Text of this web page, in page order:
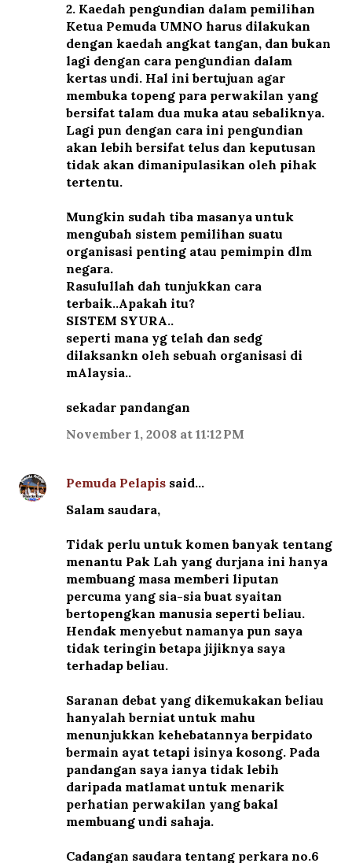
2. Kaedah pengundian dalam pemilihan
Ketua Pemuda UMNO harus dilakukan
dengan kaedah angkat tangan, dan bukan
lagi dengan cara pengundian dalam
kertas undi. Hal ini bertujuan agar
membuka topeng para perwakilan yang
bersifat talam dua muka atau sebaliknya.
Lagi pun dengan cara ini pengundian
akan lebih bersifat telus dan keputusan
tidak akan dimanipulasikan oleh pihak
tertentu.
Mungkin sudah tiba masanya untuk
mengubah sistem pemilihan suatu
organisasi penting atau pemimpin dlm
negara.
Rasulullah dah tunjukkan cara
terbaik..Apakah itu?
SISTEM SYURA..
seperti mana yg telah dan sedg
dilaksankn oleh sebuah organisasi di
mAlaysia..
sekadar pandangan
November 1, 2008 at 11:12 PM
Pemuda Pelapis said…
Salam saudara,
Tidak perlu untuk komen banyak tentang
menantu Pak Lah yang durjana ini hanya
membuang masa memberi liputan
percuma yang sia-sia buat syaitan
bertopengkan manusia seperti beliau.
Hendak menyebut namanya pun saya
tidak teringin betapa jijiknya saya
terhadap beliau.
Saranan debat yang dikemukakan beliau
hanyalah berniat untuk mahu
menunjukkan kehebatannya berpidato
bermain ayat tetapi isinya kosong. Pada
pandangan saya ianya tidak lebih
daripada matlamat untuk menarik
perhatian perwakilan yang bakal
membuang undi sahaja.
Cadangan saudara tentang perkara no.6